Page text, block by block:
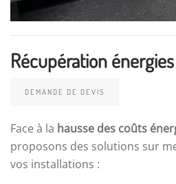
Récupération
DEMANDE DE DEVIS
Face à la hausse des coûts
proposons des solutions sur
vos installations :